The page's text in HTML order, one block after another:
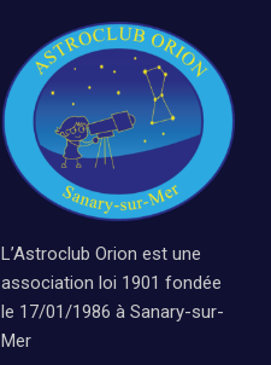
L’Astroclub Orion est une
association loi 1901 fondée
le 17/01/1986 à Sanary-sur-
Mer